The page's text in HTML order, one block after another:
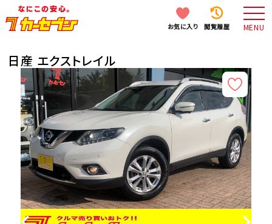
お気に入り 閲覧履歴 MENU
日産 エクストレイル